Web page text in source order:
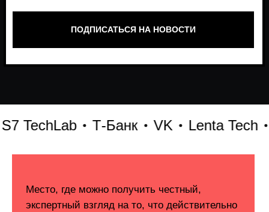
Т-Банк VK Lenta Tech
работает и формирует рынок генеративного